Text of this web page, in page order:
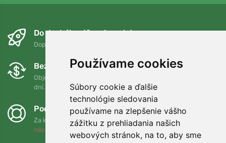
Používame cookies
Súbory cookie a ďalšie
technológie sledovania
používame na zlepšenie vášho
zážitku z prehliadania našich
webových stránok, na to, aby sme
Do druhého dňa a bezplatne
Doprava zadarmo pri objednávkach nad 75 EUR
Bezplatná výmena a vrátenie tovaru
Objednávku môžete kedykoľvek vrátiť alebo vymeniť do 90
dní.
Podporujeme Trees.org
Za každú objednávku zasadíme strom! Prečítajte si viac
nás